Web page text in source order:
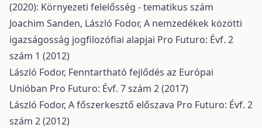
(2020): Környezeti felelősség - tematikus szám
Joachim Sanden, László Fodor, A nemzedékek közötti
igazságosság jogfilozófiai alapjai Pro Futuro: Évf. 2
szám 1 (2012)
László Fodor, Fenntartható fejlődés az Európai
Unióban Pro Futuro: Évf. 7 szám 2 (2017)
László Fodor, A főszerkesztő előszava Pro Futuro: Évf. 2
szám 2 (2012)